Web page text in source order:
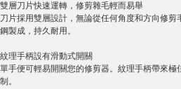
雙層刀片快速運轉，修剪雜毛輕而易舉
刀片採用雙層設計，無論從任何角度和方向修
鋼製成，持久耐用。
紋理手柄設有滑動式開關
單手便可輕易開關您的修剪器。紋理手柄帶來
制。